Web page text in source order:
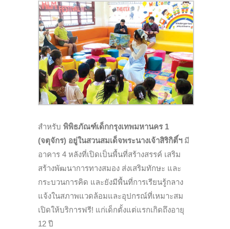
สำหรับ พิพิธภัณฑ์เด็กกรุงเทพมหานคร 1
(จตุจักร) อยู่ในสวนสมเด็จพระนางเจ้าสิริกิติ์ฯ มี
อาคาร 4 หลังที่เปิดเป็นพื้นที่สร้างสรรค์ เสริม
สร้างพัฒนาการทางสมอง ส่งเสริมทักษะ และ
กระบวนการคิด และยังมีพื้นที่การเรียนรู้กลาง
แจ้งในสภาพแวดล้อมและอุปกรณ์ที่เหมาะสม
เปิดให้บริการฟรี! แก่เด็กตั้งแต่แรกเกิดถึงอายุ
12 ปี